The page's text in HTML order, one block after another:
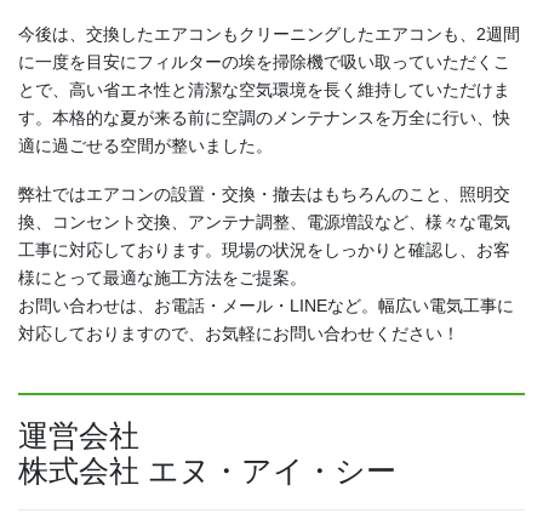
今後は、交換したエアコンもクリーニングしたエアコンも、2週間
に一度を目安にフィルターの埃を掃除機で吸い取っていただくこ
とで、高い省エネ性と清潔な空気環境を長く維持していただけま
す。本格的な夏が来る前に空調のメンテナンスを万全に行い、快
適に過ごせる空間が整いました。
弊社ではエアコンの設置・交換・撤去はもちろんのこと、照明交
換、コンセント交換、アンテナ調整、電源増設など、様々な電気
工事に対応しております。現場の状況をしっかりと確認し、お客
様にとって最適な施工方法をご提案。
お問い合わせは、お電話・メール・LINEなど。幅広い電気工事に
対応しておりますので、お気軽にお問い合わせください！
運営会社
株式会社 エヌ・アイ・シー